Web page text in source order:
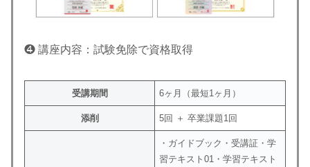
❹ 講座内容：試験免除で資格取得
受講期間 6ヶ月（最短1ヶ月）
添削 5回 ＋ 卒業課題1回
・ガイドブック・受講証・学
習テキスト01・学習テキスト